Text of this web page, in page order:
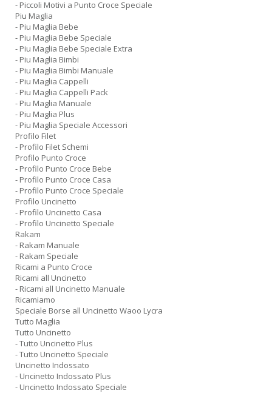
- Piccoli Motivi a Punto Croce Speciale
Piu Maglia
- Piu Maglia Bebe
- Piu Maglia Bebe Speciale
- Piu Maglia Bebe Speciale Extra
- Piu Maglia Bimbi
- Piu Maglia Bimbi Manuale
- Piu Maglia Cappelli
- Piu Maglia Cappelli Pack
- Piu Maglia Manuale
- Piu Maglia Plus
- Piu Maglia Speciale Accessori
Profilo Filet
- Profilo Filet Schemi
Profilo Punto Croce
- Profilo Punto Croce Bebe
- Profilo Punto Croce Casa
- Profilo Punto Croce Speciale
Profilo Uncinetto
- Profilo Uncinetto Casa
- Profilo Uncinetto Speciale
Rakam
- Rakam Manuale
- Rakam Speciale
Ricami a Punto Croce
Ricami all Uncinetto
- Ricami all Uncinetto Manuale
Ricamiamo
Speciale Borse all Uncinetto Waoo Lycra
Tutto Maglia
Tutto Uncinetto
- Tutto Uncinetto Plus
- Tutto Uncinetto Speciale
Uncinetto Indossato
- Uncinetto Indossato Plus
- Uncinetto Indossato Speciale